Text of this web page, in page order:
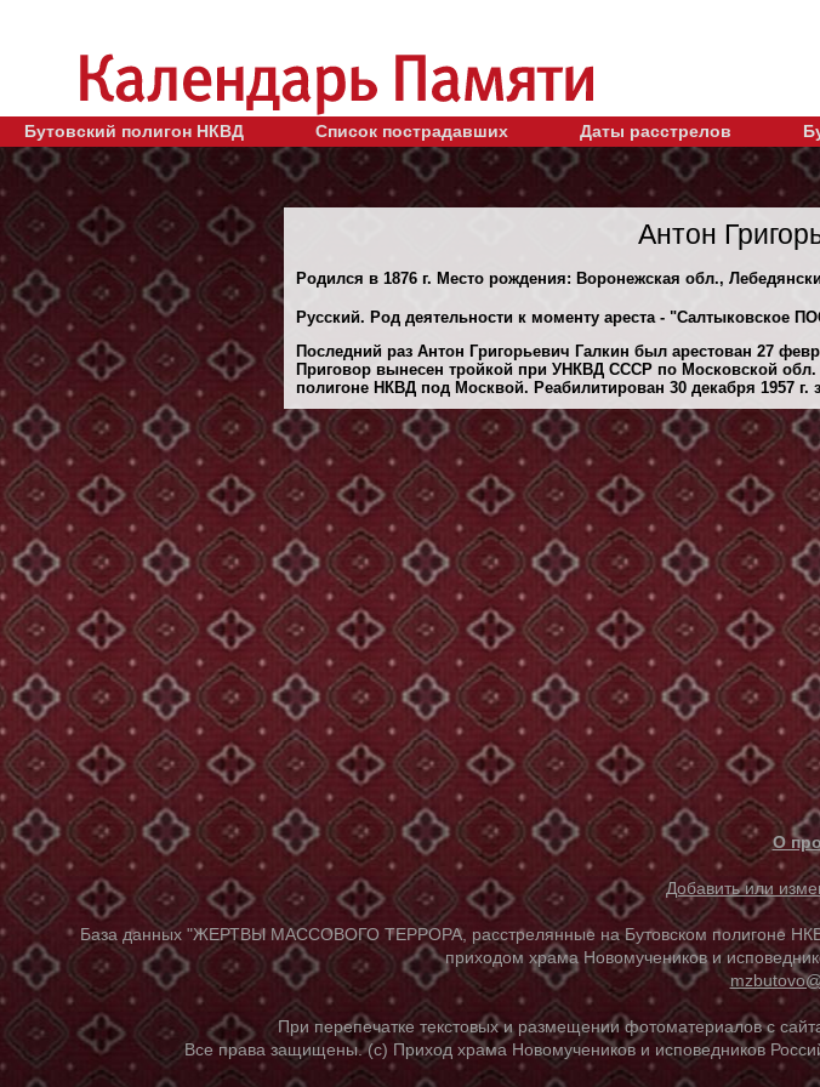
Бутовский полигон НКВД Список пострадавших Даты расстрелов
Антон
Родился в 1876 г. Место рождения: Воронежская обл.,
Русский. Род деятельности к моменту ареста - "Салтыковское
Последний раз Антон Григорьевич Галкин был арестован 27
Приговор вынесен тройкой при УНКВД СССР по Московской обл.
полигоне НКВД под Москвой. Реабилитирован 30 декaбря 1957 г.
О
Добавить или
База данных "ЖЕРТВЫ МАССОВОГО ТЕРРОРА, расстрелянные на Бутовском полигоне
приходом храма Новомучеников и
При перепечатке текстовых и размещении фотоматериалов с
Все права защищены. (с) Приход храма Новомучеников и исповедников